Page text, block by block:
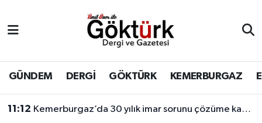
GÜNDEM DERGİ GÖKTÜRK KEMERBURGAZ
11:12 Kemerburgaz’da 30 yılık imar sorunu çözüme kavuşuyor
BİLİM
DERGİ
Eyüpsultan Hava Durumu
Eyüpsultan Trafik Yoğunluk Haritası
Süper Lig Puan Durumu ve Fikstür